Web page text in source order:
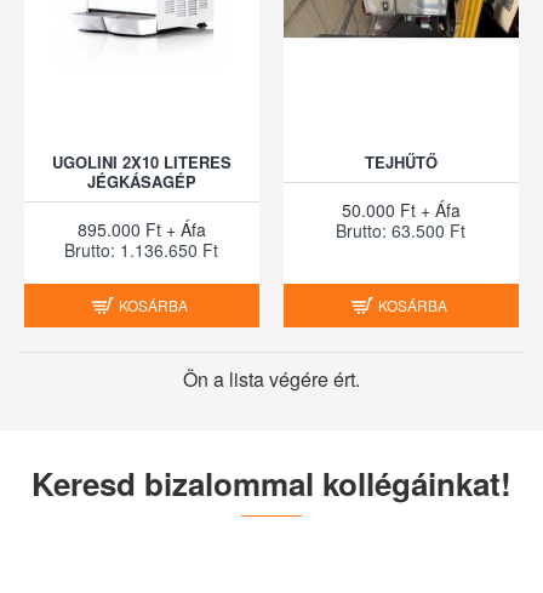
UGOLINI 2X10 LITERES
JÉGKÁSAGÉP
895.000 Ft + Áfa
Brutto: 1.136.650 Ft
KOSÁRBA
TEJHŰTŐ
50.000 Ft + Áfa
Brutto: 63.500 Ft
KOSÁRBA
Ön a lista végére ért.
Keresd bizalommal kollégáinkat!